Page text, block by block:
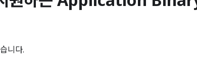
니다.